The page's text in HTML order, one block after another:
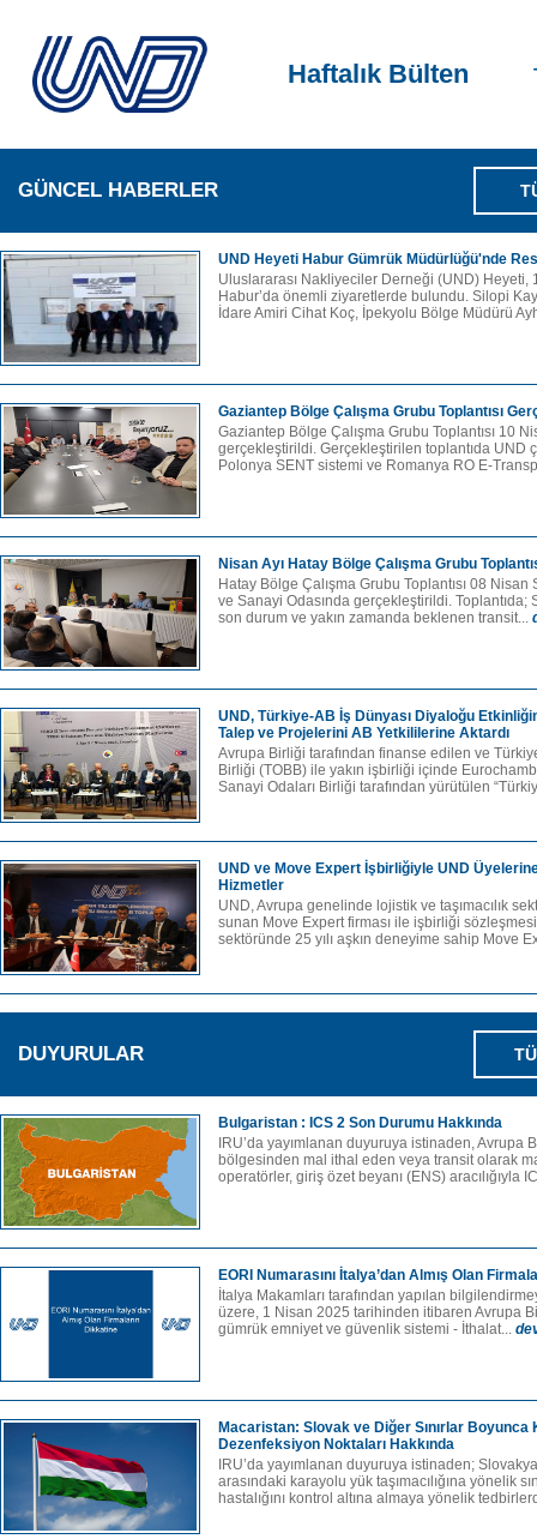
Haftalık Bülten
GÜNCEL HABERLER
UND Heyeti Habur Gümrük Müdürlüğü'nde
Uluslararası Nakliyeciler Derneği (UND) Heyeti,
Habur’da önemli ziyaretlerde bulundu. Silopi
İdare Amiri Cihat Koç, İpekyolu Bölge Müdürü
Gaziantep Bölge Çalışma Grubu Toplantısı
Gaziantep Bölge Çalışma Grubu Toplantısı 10
gerçekleştirildi. Gerçekleştirilen toplantıda UND
Polonya SENT sistemi ve Romanya RO E-
Nisan Ayı Hatay Bölge Çalışma Grubu
Hatay Bölge Çalışma Grubu Toplantısı 08 Nisan
ve Sanayi Odasında gerçekleştirildi. Toplantıda;
son durum ve yakın zamanda beklenen transit...
UND, Türkiye-AB İş Dünyası Diyaloğu
Talep ve Projelerini AB Yetkililerine Aktardı
Avrupa Birliği tarafından finanse edilen ve
Birliği (TOBB) ile yakın işbirliği içinde
Sanayi Odaları Birliği tarafından yürütülen
UND ve Move Expert İşbirliğiyle UND
Hizmetler
UND, Avrupa genelinde lojistik ve taşımacılık
sunan Move Expert firması ile işbirliği sözleşmesi
sektöründe 25 yılı aşkın deneyime sahip Move
DUYURULAR
Bulgaristan : ICS 2 Son Durumu Hakkında
IRU’da yayımlanan duyuruya istinaden, Avrupa
bölgesinden mal ithal eden veya transit olarak
operatörler, giriş özet beyanı (ENS) aracılığıyla
EORI Numarasını İtalya’dan Almış Olan
İtalya Makamları tarafından yapılan
üzere, 1 Nisan 2025 tarihinden itibaren Avrupa
gümrük emniyet ve güvenlik sistemi - İthalat...
Macaristan: Slovak ve Diğer Sınırlar Boyunca
Dezenfeksiyon Noktaları Hakkında
IRU’da yayımlanan duyuruya istinaden;
arasındaki karayolu yük taşımacılığına yönelik
hastalığını kontrol altına almaya yönelik